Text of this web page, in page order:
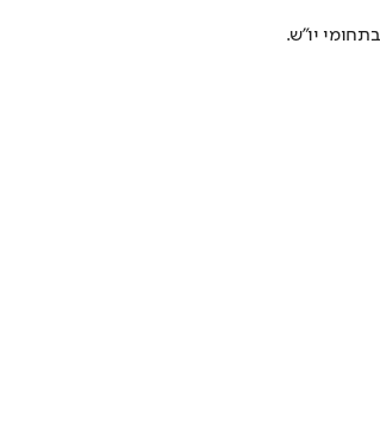
יו"ש.